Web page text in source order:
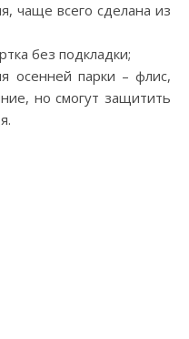
чаще всего сделана из
без подкладки;
осенней парки – флис,
но смогут защитить